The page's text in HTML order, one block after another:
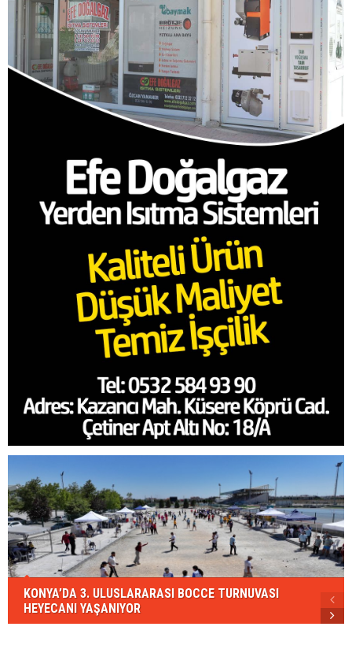
KONYA’DA 3. ULUSLARARASI BOCCE TURNUVASI
HEYECANI YAŞANIYOR